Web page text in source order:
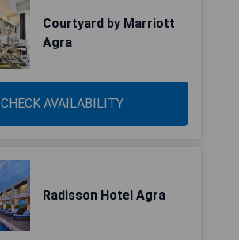
Courtyard by Marriott
Agra
CHECK AVAILABILITY
Radisson Hotel Agra